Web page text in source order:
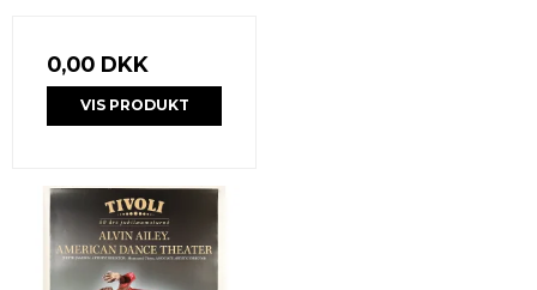
0,00 DKK
VIS PRODUKT